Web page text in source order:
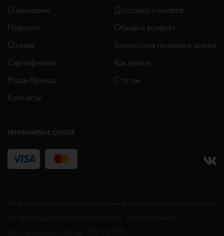
О компании
Новости
Отзывы
Сертификаты
Наши бренды
Контакты
Доставка и оплата
Обмен и возврат
Бесплатная проверка зрения
Как купить
Статьи
ПРИНИМАЕМ К ОПЛАТЕ